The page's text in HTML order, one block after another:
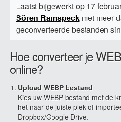
Laatst bijgewerkt op 17
Sören Ramspeckmet meer
geconverteerde bestanden
Hoe converteer je
online?
Upload WEBP bestand
Kies uw WEBP bestand met de
het naar de juiste plek of
Dropbox/Google Drive.